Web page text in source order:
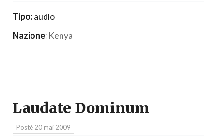
Tipo:audio
Nazione: Kenya
Laudate Dominum
Posté 20 mai 2009